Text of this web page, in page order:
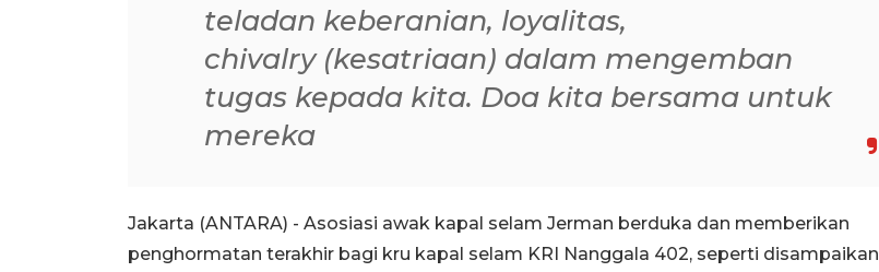
teladan keberanian, loyalitas,
chivalry (kesatriaan) dalam mengemban
tugas kepada kita. Doa kita bersama untuk
mereka
Jakarta (ANTARA) - Asosiasi awak kapal selam Jerman berduka dan memberikan
penghormatan terakhir bagi kru kapal selam KRI Nanggala 402, seperti disampaikan